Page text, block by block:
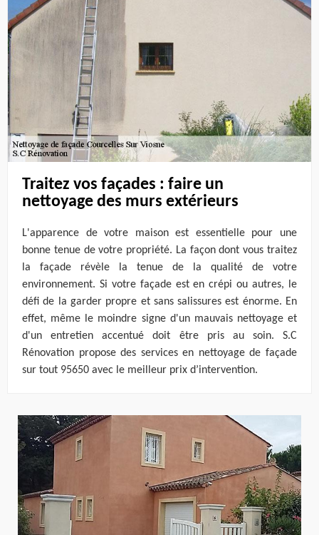
Traitez vos façades : faire un
nettoyage des murs extérieurs
L'apparence de votre maison est essentielle pour une
bonne tenue de votre propriété. La façon dont vous traitez
la façade révèle la tenue de la qualité de votre
environnement. Si votre façade est en crépi ou autres, le
défi de la garder propre et sans salissures est énorme. En
effet, même le moindre signe d'un mauvais nettoyage et
d'un entretien accentué doit être pris au soin. S.C
Rénovation propose des services en nettoyage de façade
sur tout 95650 avec le meilleur prix d’intervention.